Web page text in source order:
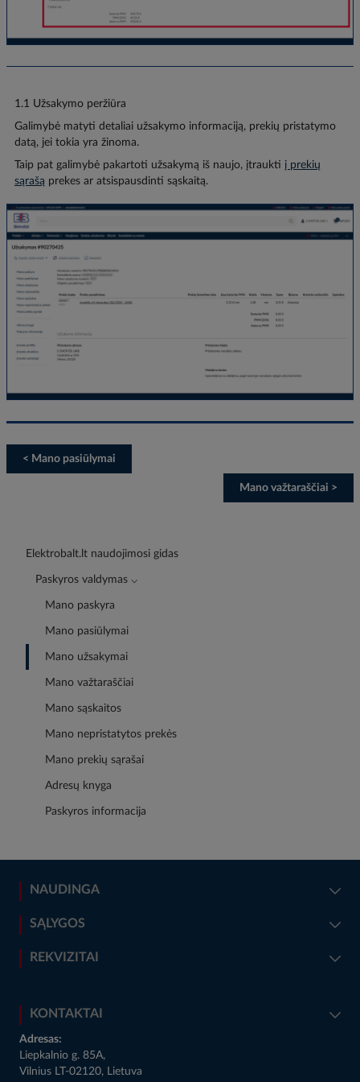
1.1 Užsakymo peržiūra
Galimybė matyti detaliai užsakymo informaciją, prekių pristatymo
datą, jei tokia yra žinoma.
Taip pat galimybė pakartoti užsakymą iš naujo, įtraukti į prekių
sąrašą prekes ar atsispausdinti sąskaitą.
< Mano pasiūlymai
Mano važtaraščiai >
Elektrobalt.lt naudojimosi gidas
Paskyros valdymas ⌵
Mano paskyra
Mano pasiūlymai
Mano užsakymai
Mano važtaraščiai
Mano sąskaitos
Mano nepristatytos prekės
Mano prekių sąrašai
Adresų knyga
Paskyros informacija
NAUDINGA
SĄLYGOS
REKVIZITAI
KONTAKTAI
Adresas:
Liepkalnio g. 85A,
Vilnius LT-02120, Lietuva